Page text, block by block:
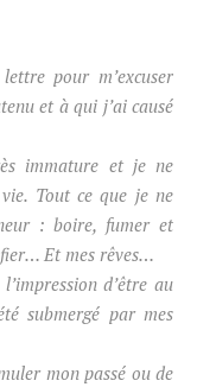
pour m’excuser
et à qui j’ai causé
immature et je ne
Tout ce que je ne
: boire, fumer et
fier… Et mes rêves…
d’être au
submergé par mes
mon passé ou de